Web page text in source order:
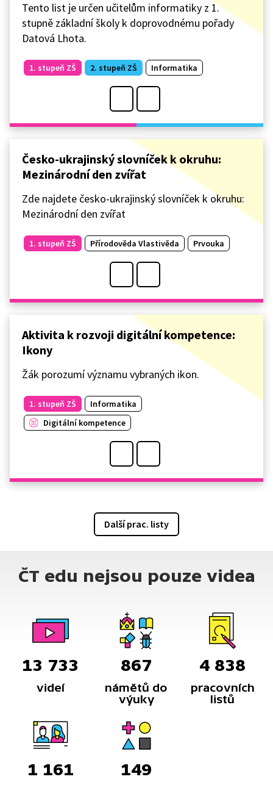
Tento list je určen učitelům informatiky z 1.
stupně základní školy k doprovodnému pořady
Datová Lhota.
1. stupeň ZŠ 2. stupeň ZŠ Informatika
Česko-ukrajinský slovníček k okruhu:
Mezinárodní den zvířat
Zde najdete česko-ukrajinský slovníček k okruhu:
Mezinárodní den zvířat
1. stupeň ZŠ Přírodověda Vlastivěda Prvouka
Aktivita k rozvoji digitální kompetence:
Ikony
Žák porozumí významu vybraných ikon.
1. stupeň ZŠ
Informatika
Digitální kompetence
Další prac. listy
ČT edu nejsou pouze videa
13 733
videí
867
námětů do
výuky
4 838
pracovních
listů
1 161 149